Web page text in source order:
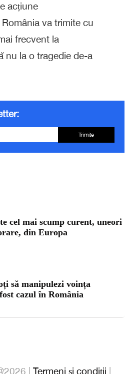
acțiune
va trimite cu
frecvent la
nu la o tragedie de-a
Trimite
cel mai scump curent, uneori
din Europa
să manipulezi voința
cazul în România
| Termeni și condiții